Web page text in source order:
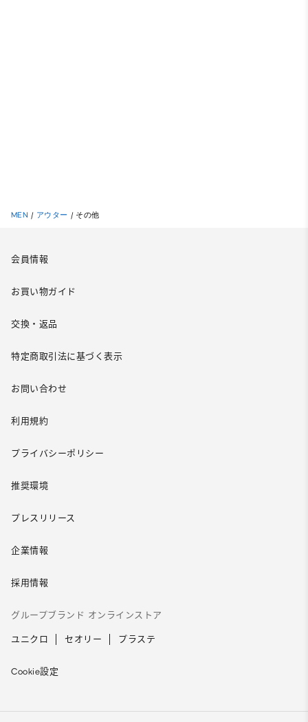
MEN / アウター / その他
会員情報
お買い物ガイド
交換・返品
特定商取引法に基づく表示
お問い合わせ
利用規約
プライバシーポリシー
推奨環境
プレスリリース
企業情報
採用情報
グループブランド オンラインストア
ユニクロ セオリー プラステ
Cookie設定